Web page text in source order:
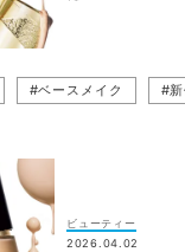
#ベースメイク #
ビューティー
2026.04.02